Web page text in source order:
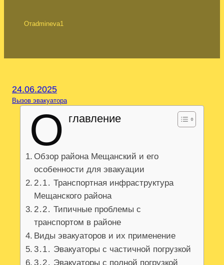
Отadmineva1
24.06.2025
Вызов эвакуатора
О главление
Обзор района Мещанский и его
особенности для эвакуации
2․1․ Транспортная инфраструктура
Мещанского района
2․2․ Типичные проблемы с
транспортом в районе
Виды эвакуаторов и их применение
3․1․ Эвакуаторы с частичной погрузкой
3․2․ Эвакуаторы с полной погрузкой